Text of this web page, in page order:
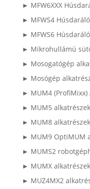
► MFW6XXX
► MFWS4
► MFWS6
► Mikrohullámú
► Mosogatógép
► Mosógép
► MUM4 (ProfiMixx)
► MUM5 alkatrészek
► MUM8 alkatrészek
► MUM9 OptiMUM
► MUMS2
► MUMX alkatrészek
► MUZ4MX2